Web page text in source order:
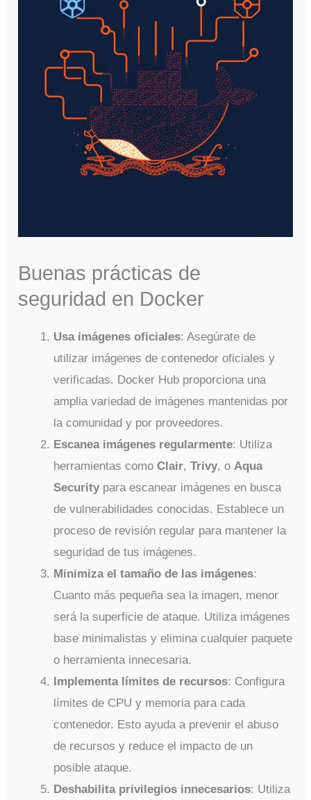
Buenas prácticas de
seguridad en Docker
Usa imágenes oficiales: Asegúrate de
utilizar imágenes de contenedor oficiales y
verificadas. Docker Hub proporciona una
amplia variedad de imágenes mantenidas por
la comunidad y por proveedores.
Escanea imágenes regularmente: Utiliza
herramientas comoClair,Trivy, oAqua
Security para escanear imágenes en busca
de vulnerabilidades conocidas. Establece un
proceso de revisión regular para mantener la
seguridad de tus imágenes.
Minimiza el tamaño de las imágenes:
Cuanto más pequeña sea la imagen, menor
será la superficie de ataque. Utiliza imágenes
base minimalistas y elimina cualquier paquete
o herramienta innecesaria.
Implementa límites de recursos: Configura
límites de CPU y memoria para cada
contenedor. Esto ayuda a prevenir el abuso
de recursos y reduce el impacto de un
posible ataque.
Deshabilita privilegios innecesarios: Utiliza